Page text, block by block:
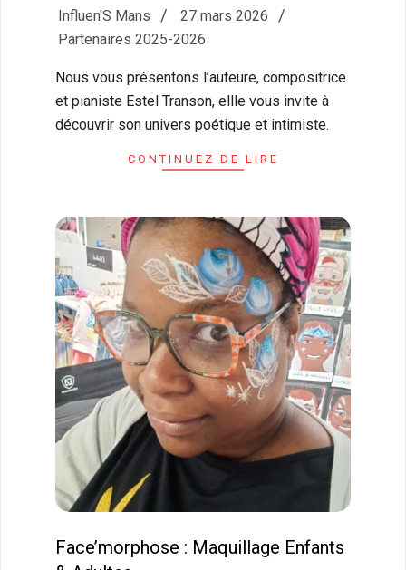
2026-
03-
Influen'S Mans
27 mars 2026
Partenaires 2025-2026
Nous vous présentons l’auteure, compositrice
et pianiste Estel Transon, ellle vous invite à
découvrir son univers poétique et intimiste.
CONTINUEZ DE LIRE
Face’morphose : Maquillage Enfants